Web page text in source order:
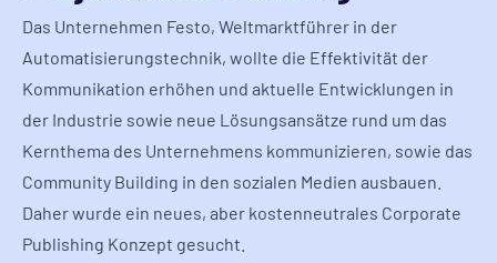
Das Unternehmen Festo, Weltmarktführer in der
Automatisierungstechnik, wollte die Effektivität der
Kommunikation erhöhen und aktuelle Entwicklungen in
der Industrie sowie neue Lösungsansätze rund um das
Kernthema des Unternehmens kommunizieren, sowie das
Community Building in den sozialen Medien ausbauen.
Daher wurde ein neues, aber kostenneutrales Corporate
Publishing Konzept gesucht.